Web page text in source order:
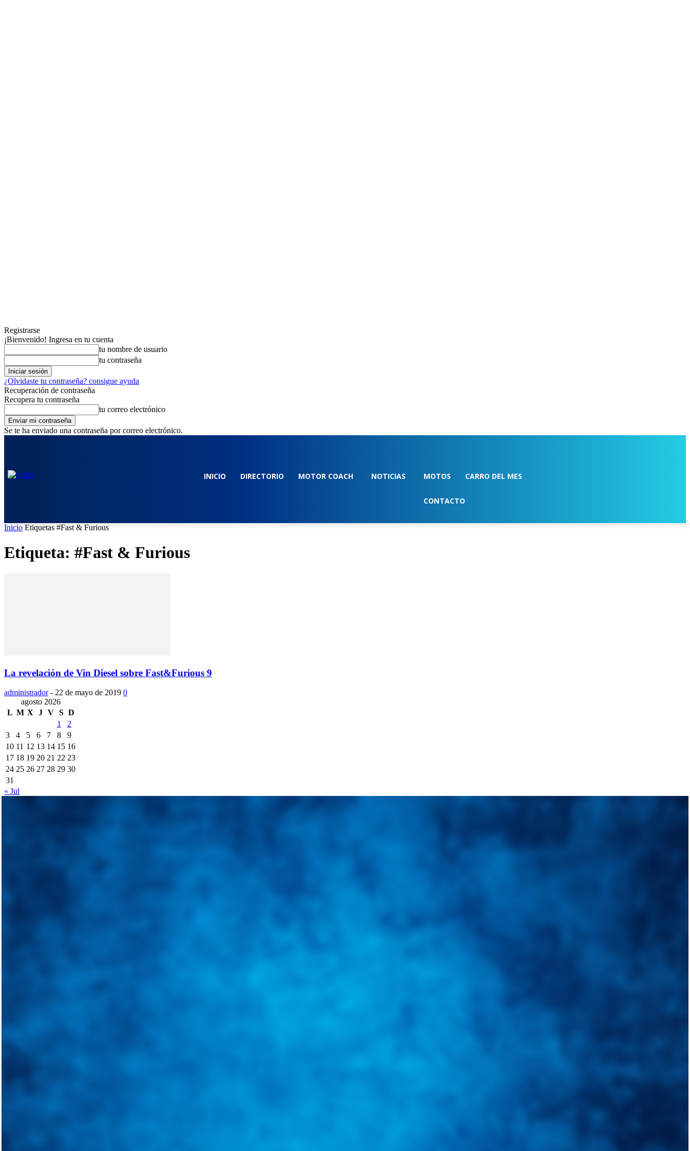
Registrarse
¡Bienvenido! Ingresa en tu cuenta
tu nombre de usuario
tu contraseña
¿Olvidaste tu contraseña? consigue ayuda
Recuperación de contraseña
Recupera tu contraseña
tu correo electrónico
Se te ha enviado una contraseña por correo electrónico.
INICIO DIRECTORIO MOTOR COACH NOTICIAS MOTOS CARRO DEL MES
CONTACTO
Inicio Etiquetas #Fast & Furious
Etiqueta: #Fast & Furious
La revelación de Vin Diesel sobre Fast&Furious 9
administrador - 22 de mayo de 2019 0
agosto 2026
L M X J V S D
1
2
3
4 5 6 7 8
9
10 11 12 13 14 15 16
17 18 19 20 21 22 23
24 25 26 27 28 29 30
31
« Jul